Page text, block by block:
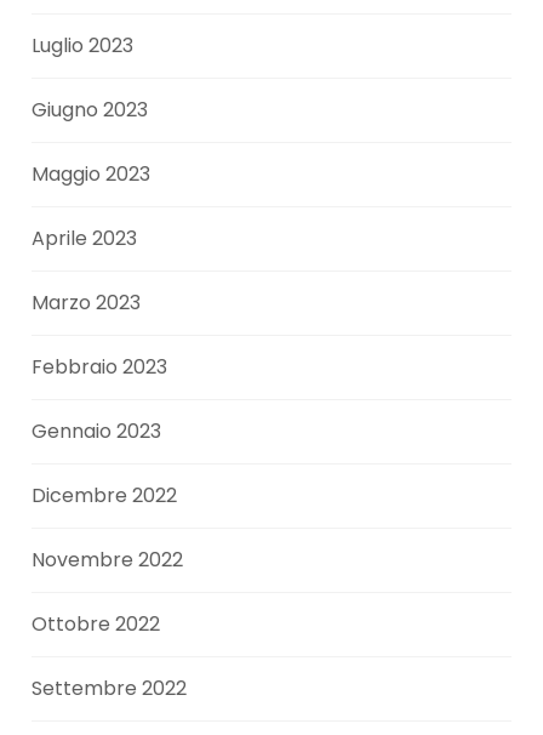
Luglio 2023
Giugno 2023
Maggio 2023
Aprile 2023
Marzo 2023
Febbraio 2023
Gennaio 2023
Dicembre 2022
Novembre 2022
Ottobre 2022
Settembre 2022